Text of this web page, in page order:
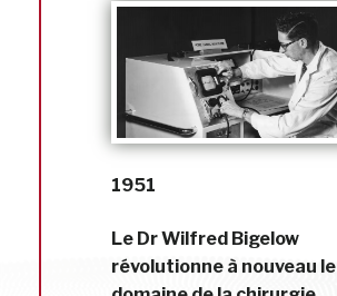
1951
Le Dr Wilfred Bigelow
révolutionne à nouveau le